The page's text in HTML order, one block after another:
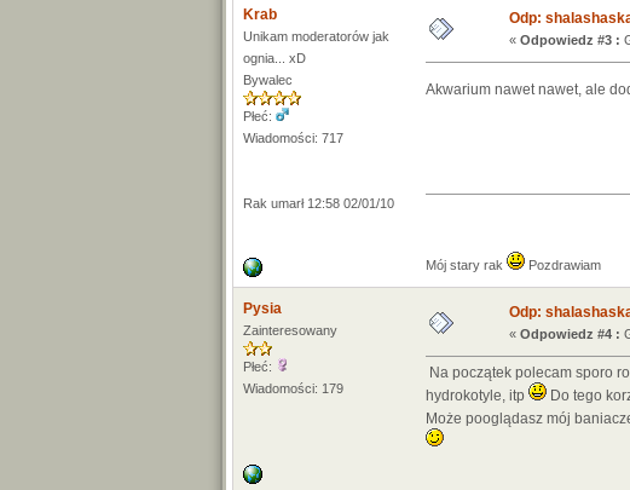
Krab
Unikam moderatorów jak
ognia... xD
Bywalec
Płeć:
Wiadomości: 717
Rak umarł 12:58 02/01/10
Odp:
« Odpowiedz #3 :
Akwarium nawet nawet, ale
Mój stary rak Pozdrawiam
Pysia
Zainteresowany
Płeć:
Wiadomości: 179
Odp:
« Odpowiedz #4 :
Na początek polecam sporo
hydrokotyle, itp
Do tego
Może pooglądasz mój